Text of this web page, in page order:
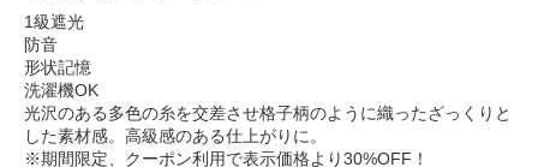
1級遮光
防音
形状記憶
洗濯機OK
光沢のある多色の糸を交差させ格子柄のように織ったざっくりと
した素材感。高級感のある仕上がりに。
※期間限定、クーポン利用で表示価格より30%OFF！